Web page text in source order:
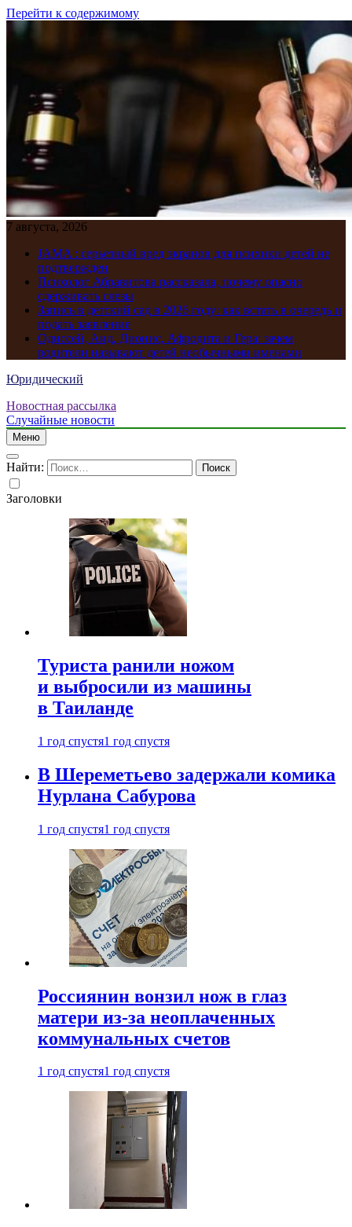
Перейти к содержимому
7 августа, 2026
JAMA : серьезный вред экранов для психики детей не
подтвержден
Психолог Абравитова рассказала, почему опасно
сдерживать слезы
Запись в детский сад в 2026 году: как встать в очередь и
подать заявление
Одиссей, Аид, Дионис, Афродита и Гера: зачем
родители называют детей необычными именами
Юридический
Новостная рассылка
Случайные новости
Меню
Найти:
Заголовки
Туриста ранили ножом
и выбросили из машины
в Таиланде
1 год спустя1 год спустя
В Шереметьево задержали комика
Нурлана Сабурова
1 год спустя1 год спустя
Россиянин вонзил нож в глаз
матери из-за неоплаченных
коммунальных счетов
1 год спустя1 год спустя